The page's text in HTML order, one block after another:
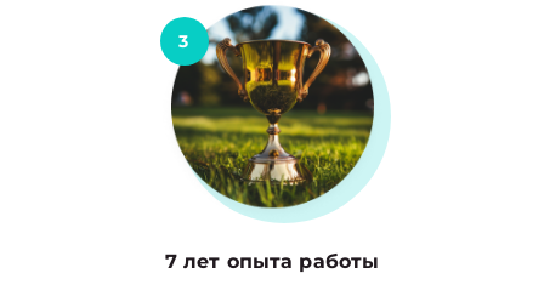
3
7 лет опыта работы